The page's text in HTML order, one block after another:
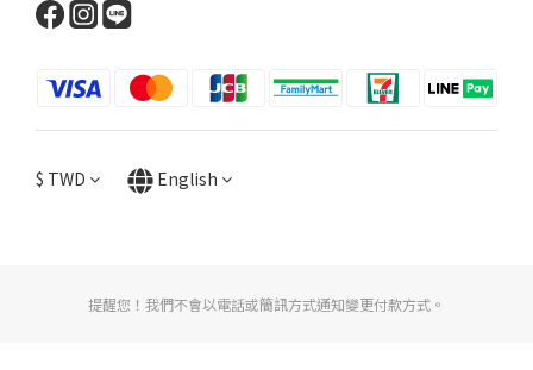
$ TWD English
提醒您！我們不會以電話或簡訊方式通知變更付款方式。